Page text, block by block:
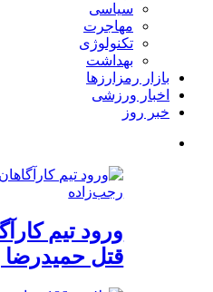
سیاسی
مهاجرت
تکنولوژی
بهداشت
بازار رمزارزها
اخبار ورزشی
خبر روز
ورود تیم
قتل